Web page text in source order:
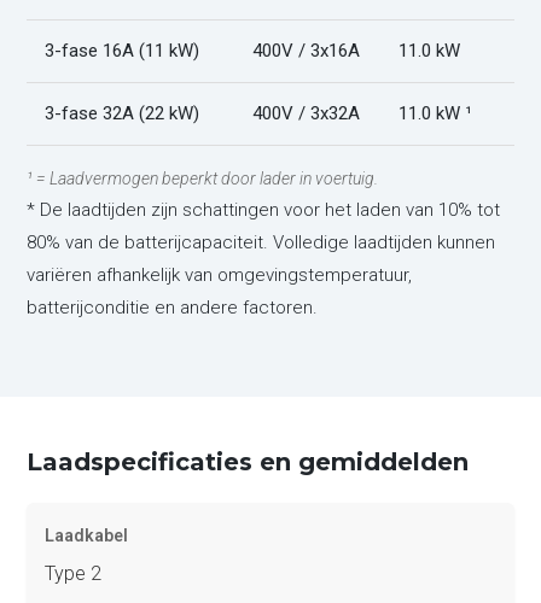
3-fase 16A (11 kW) 400V / 3x16A 11.0 kW
3-fase 32A (22 kW) 400V / 3x32A 11.0 kW ¹
¹ = Laadvermogen beperkt door lader in voertuig.
* De laadtijden zijn schattingen voor het laden van 10% tot
80% van de batterijcapaciteit. Volledige laadtijden kunnen
variëren afhankelijk van omgevingstemperatuur,
batterijconditie en andere factoren.
Laadspecificaties en gemiddelden
Laadkabel
Type 2